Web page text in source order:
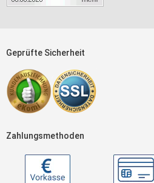
Geprüfte Sicherheit
Zahlungsmethoden